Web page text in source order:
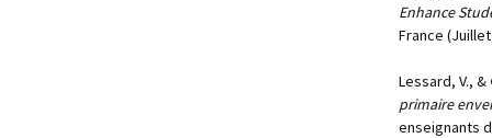
Enhance
France
Lessard, V., &
primaire
enseignants